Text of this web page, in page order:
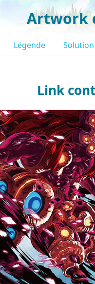
Artwork
Légende Solution
Link